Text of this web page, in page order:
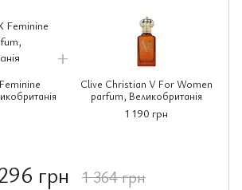
Clive Christian V For Women
parfum, Великобританія
1 190 грн
грн 1 364 грн